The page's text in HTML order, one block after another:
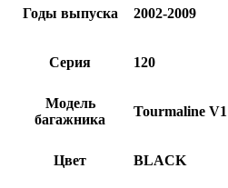
Годы выпуска 2002-2009
Серия 120
Модель
багажника
Tourmaline V1
Цвет BLACK